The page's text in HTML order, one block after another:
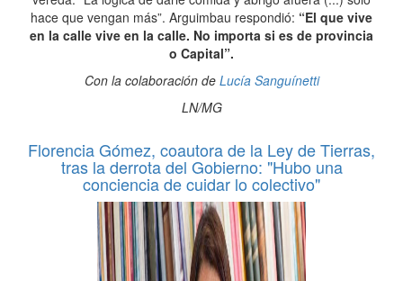
hace que vengan más”. Arguimbau respondió: “El que vive
en la calle vive en la calle. No importa si es de provincia
o Capital”.
Con la colaboración de Lucía Sanguínetti
LN/MG
Florencia Gómez, coautora de la Ley de Tierras,
tras la derrota del Gobierno: "Hubo una
conciencia de cuidar lo colectivo"